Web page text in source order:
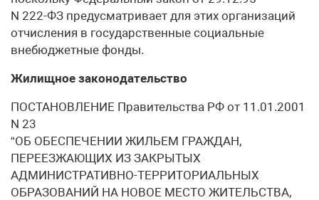
N 222-ФЗ предусматривает для этих организаций
отчисления в государственные социальные
внебюджетные фонды.
Жилищное законодательство
ПОСТАНОВЛЕНИЕ Правительства РФ от 11.01.2001
N 23
“ОБ ОБЕСПЕЧЕНИИ ЖИЛЬЕМ ГРАЖДАН,
ПЕРЕЕЗЖАЮЩИХ ИЗ ЗАКРЫТЫХ
АДМИНИСТРАТИВНО-ТЕРРИТОРИАЛЬНЫХ
ОБРАЗОВАНИЙ НА НОВОЕ МЕСТО ЖИТЕЛЬСТВА,